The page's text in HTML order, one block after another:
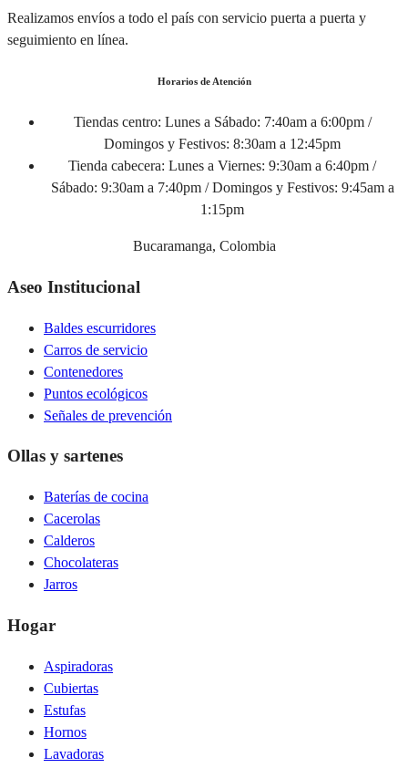
Realizamos envíos a todo el país con servicio puerta a puerta y
seguimiento en línea.
Horarios de Atención
Tiendas centro: Lunes a Sábado: 7:40am a 6:00pm /
Domingos y Festivos: 8:30am a 12:45pm
Tienda cabecera: Lunes a Viernes: 9:30am a 6:40pm /
Sábado: 9:30am a 7:40pm / Domingos y Festivos: 9:45am a
1:15pm
Bucaramanga, Colombia
Aseo Institucional
Baldes escurridores
Carros de servicio
Contenedores
Puntos ecológicos
Señales de prevención
Ollas y sartenes
Baterías de cocina
Cacerolas
Calderos
Chocolateras
Jarros
Hogar
Aspiradoras
Cubiertas
Estufas
Hornos
Lavadoras